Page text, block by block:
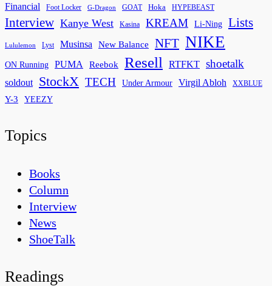
Financial Foot Locker G-Dragon GOAT Hoka HYPEBEAST
Interview Kanye West Kasina KREAM Li-Ning Lists
Lululemon Lyst Musinsa New Balance NFT NIKE
ON Running PUMA Reebok Resell RTFKT shoetalk
soldout StockX TECH Under Armour Virgil Abloh XXBLUE
Y-3 YEEZY
Topics
Books
Column
Interview
News
ShoeTalk
Readings